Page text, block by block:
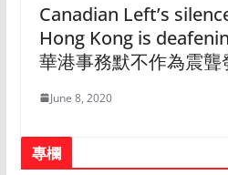
Canadian Left’s
Hong Kong is
華港事務默不作為震聾
June 8, 2020
專欄